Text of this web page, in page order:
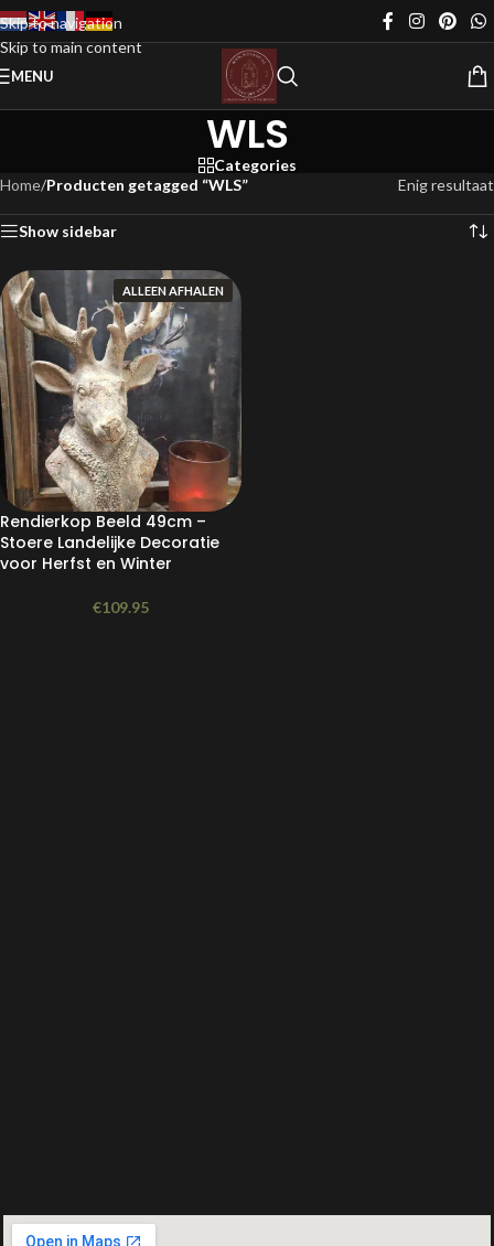
Skip to navigation
Skip to main content
MENU
WLS
Categories
Home/Producten getagged “WLS” Enig resultaat
Show sidebar
ALLEEN AFHALEN
Rendierkop Beeld 49cm –
Stoere Landelijke Decoratie
voor Herfst en Winter
€109.95